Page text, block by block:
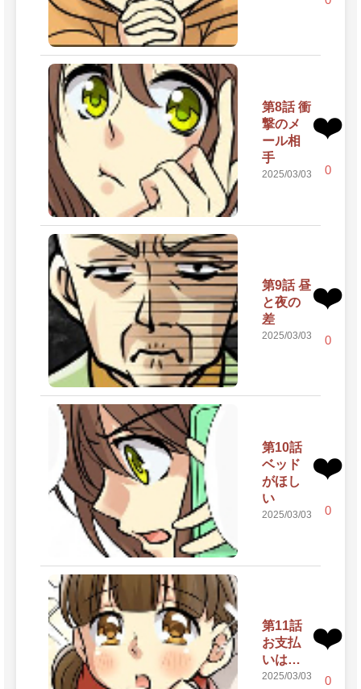
第8話 衝
撃のメ
ール相
手
2025/03/03
❤️
0
第9話 昼
と夜の
差
2025/03/03
❤️
0
第10話
ベッド
がほし
い
2025/03/03
❤️
0
第11話
お支払
いは…
2025/03/03
❤️
0